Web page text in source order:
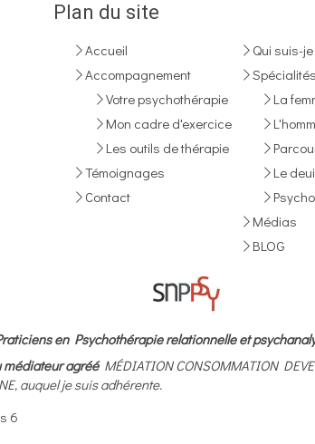
Plan du site
Accueil
Accompagnement
Votre psychothérapie
Mon cadre d'exercice
Les outils de thérapie
Témoignages
Contact
Qui suis-je
Spécialités
La
Le
Médias
BLOG
en Psychothérapie relationnelle et
médiateur agréé MÉDIATION CONSOMMATION
auquel je suis adhérente.
6